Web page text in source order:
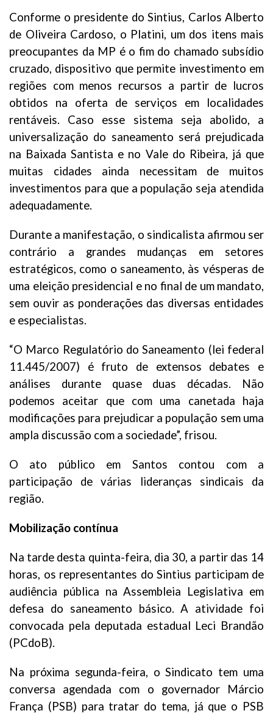
Conforme o presidente do Sintius, Carlos Alberto
de Oliveira Cardoso, o Platini, um dos itens mais
preocupantes da MP é o fim do chamado subsídio
cruzado, dispositivo que permite investimento em
regiões com menos recursos a partir de lucros
obtidos na oferta de serviços em localidades
rentáveis. Caso esse sistema seja abolido, a
universalização do saneamento será prejudicada
na Baixada Santista e no Vale do Ribeira, já que
muitas cidades ainda necessitam de muitos
investimentos para que a população seja atendida
adequadamente.
Durante a manifestação, o sindicalista afirmou ser
contrário a grandes mudanças em setores
estratégicos, como o saneamento, às vésperas de
uma eleição presidencial e no final de um mandato,
sem ouvir as ponderações das diversas entidades
e especialistas.
“O Marco Regulatório do Saneamento (lei federal
11.445/2007) é fruto de extensos debates e
análises durante quase duas décadas. Não
podemos aceitar que com uma canetada haja
modificações para prejudicar a população sem uma
ampla discussão com a sociedade”, frisou.
O ato público em Santos contou com a
participação de várias lideranças sindicais da
região.
Mobilização contínua
Na tarde desta quinta-feira, dia 30, a partir das 14
horas, os representantes do Sintius participam de
audiência pública na Assembleia Legislativa em
defesa do saneamento básico. A atividade foi
convocada pela deputada estadual Leci Brandão
(PCdoB).
Na próxima segunda-feira, o Sindicato tem uma
conversa agendada com o governador Márcio
França (PSB) para tratar do tema, já que o PSB